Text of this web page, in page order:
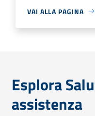
VAI ALLA PAGINA
Esplora
assistenza